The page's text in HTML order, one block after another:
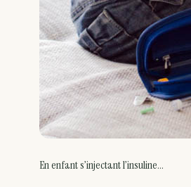
En enfant s’injectant l’insuline…